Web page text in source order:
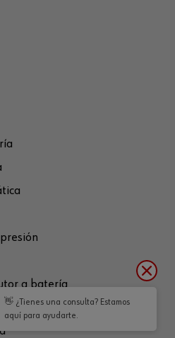
a batería
👋 ¿Tienes una consulta? Estamos
aquí para ayudarte.